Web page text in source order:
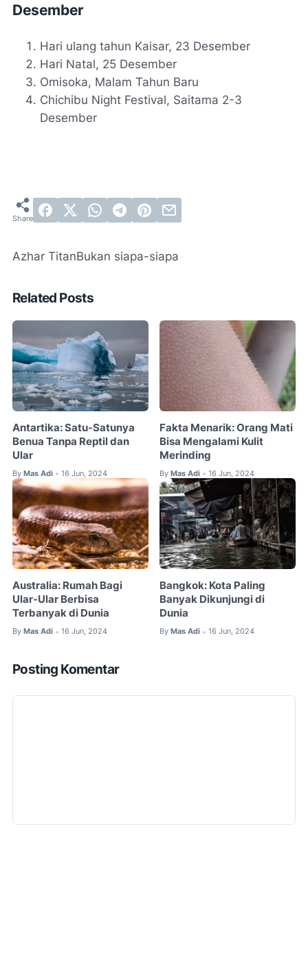
Desember
Hari ulang tahun Kaisar, 23 Desember
Hari Natal, 25 Desember
Omisoka, Malam Tahun Baru
Chichibu Night Festival, Saitama 2-3
Desember
Azhar TitanBukan siapa-siapa
Related Posts
Antartika: Satu-Satunya
Benua Tanpa Reptil dan
Ular
By Mas Adi • 16 Jun, 2024
Fakta Menarik: Orang Mati
Bisa Mengalami Kulit
Merinding
By Mas Adi • 16 Jun, 2024
Australia: Rumah Bagi
Ular-Ular Berbisa
Terbanyak di Dunia
By Mas Adi • 16 Jun, 2024
Bangkok: Kota Paling
Banyak Dikunjungi di
Dunia
By Mas Adi • 16 Jun, 2024
Posting Komentar